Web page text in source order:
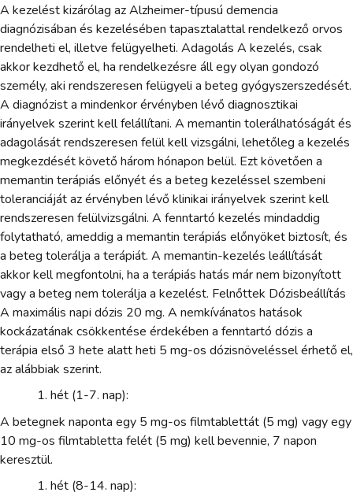
A kezelést kizárólag az Alzheimer-típusú demencia
diagnózisában és kezelésében tapasztalattal rendelkező orvos
rendelheti el, illetve felügyelheti. Adagolás A kezelés, csak
akkor kezdhető el, ha rendelkezésre áll egy olyan gondozó
személy, aki rendszeresen felügyeli a beteg gyógyszerszedését.
A diagnózist a mindenkor érvényben lévő diagnosztikai
irányelvek szerint kell felállítani. A memantin tolerálhatóságát és
adagolását rendszeresen felül kell vizsgálni, lehetőleg a kezelés
megkezdését követő három hónapon belül. Ezt követően a
memantin terápiás előnyét és a beteg kezeléssel szembeni
toleranciáját az érvényben lévő klinikai irányelvek szerint kell
rendszeresen felülvizsgálni. A fenntartó kezelés mindaddig
folytatható, ameddig a memantin terápiás előnyöket biztosít, és
a beteg tolerálja a terápiát. A memantin-kezelés leállítását
akkor kell megfontolni, ha a terápiás hatás már nem bizonyított
vagy a beteg nem tolerálja a kezelést. Felnőttek Dózisbeállítás
A maximális napi dózis 20 mg. A nemkívánatos hatások
kockázatának csökkentése érdekében a fenntartó dózis a
terápia első 3 hete alatt heti 5 mg-os dózisnöveléssel érhető el,
az alábbiak szerint.
hét (1-7. nap):
A betegnek naponta egy 5 mg-os filmtablettát (5 mg) vagy egy
10 mg-os filmtabletta felét (5 mg) kell bevennie, 7 napon
keresztül.
hét (8-14. nap):